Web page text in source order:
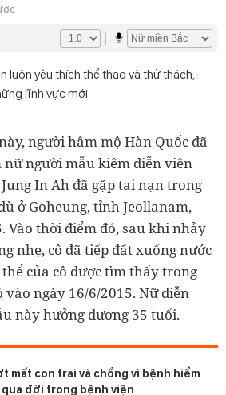
luôn yêu thích thể thao và thử thách,
lĩnh vực mới.
người hâm mộ Hàn Quốc đã
người mẫu kiêm diễn viên
In Ah đã gặp tai nạn trong
ở Goheung, tỉnh Jeollanam,
Vào thời điểm đó, sau khi nhảy
nhẹ, cô đã tiếp đất xuống nước
của cô được tìm thấy trong
vào ngày 16/6/2015. Nữ diễn
này hưởng dương 35 tuổi.
mất con trai và chồng vì bệnh hiểm
đời trong bệnh viện